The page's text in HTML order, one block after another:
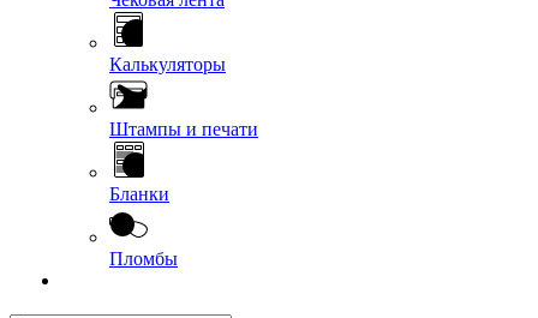
Калькуляторы
Штампы и печати
Бланки
Пломбы